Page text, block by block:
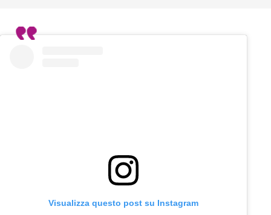
Visualizza questo post su Instagram